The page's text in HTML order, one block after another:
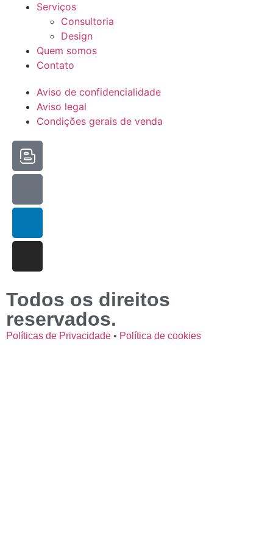
Serviços
Consultoria
Design
Quem somos
Contato
Aviso de confidencialidade
Aviso legal
Condições gerais de venda
Todos os direitos
reservados.
Políticas de Privacidade • Política de cookies